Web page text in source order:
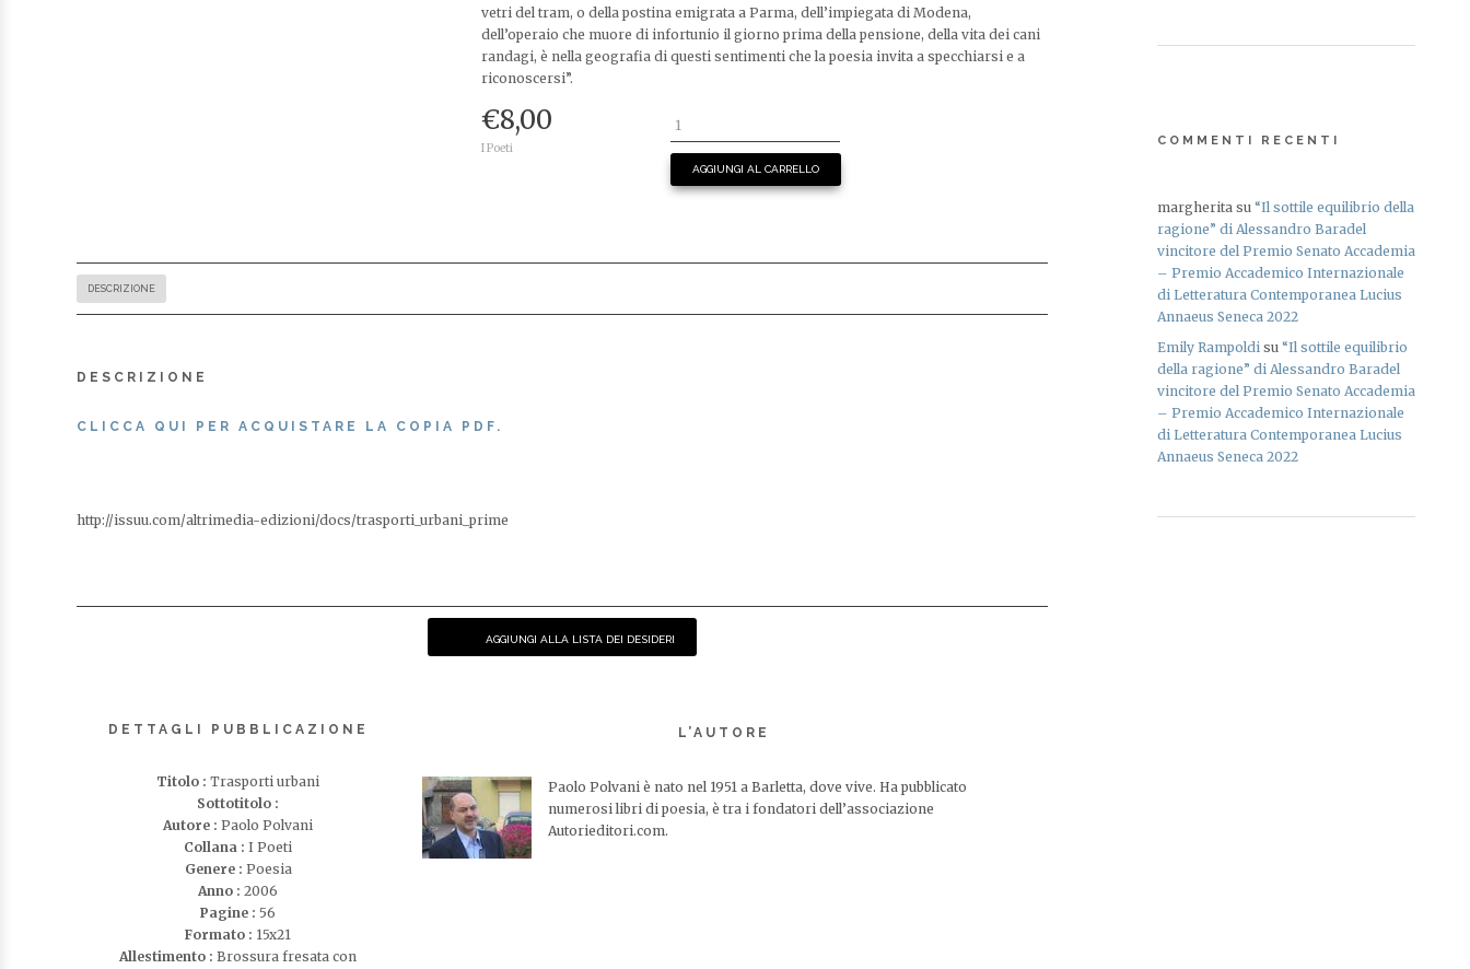
vetri del tram, o della postina emigrata a Parma, dell’impiegata di Modena,
dell’operaio che muore di infortunio il giorno prima della pensione, della vita dei cani
randagi, è nella geografia di questi sentimenti che la poesia invita a specchiarsi e a
riconoscersi”.
€8,00
I Poeti
AGGIUNGI AL CARRELLO
DESCRIZIONE
DESCRIZIONE
CLICCA QUI PER ACQUISTARE LA COPIA PDF.
http://issuu.com/altrimedia-edizioni/docs/trasporti_urbani_prime
AGGIUNGI ALLA LISTA DEI DESIDERI
DETTAGLI PUBBLICAZIONE
Titolo :Trasporti urbani
Sottotitolo :
Autore :Paolo Polvani
Collana :I Poeti
Genere : Poesia
Anno :2006
Pagine : 56
Formato : 15x21
Allestimento :Brossura fresata con
L’AUTORE
Paolo Polvani è nato nel 1951 a Barletta, dove vive. Ha pubblicato
numerosi libri di poesia, è tra i fondatori dell’associazione
Autorieditori.com.
COMMENTI RECENTI
margherita su “Il sottile equilibrio della
ragione” di Alessandro Baradel
vincitore del Premio Senato Accademia
– Premio Accademico Internazionale
di Letteratura Contemporanea Lucius
Annaeus Seneca 2022
Emily Rampoldi su “Il sottile equilibrio
della ragione” di Alessandro Baradel
vincitore del Premio Senato Accademia
– Premio Accademico Internazionale
di Letteratura Contemporanea Lucius
Annaeus Seneca 2022